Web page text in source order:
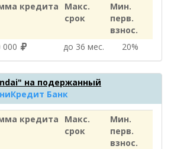
кредита
Макс.
срок
Мин.
перв.
взнос.
000 до 36 мес. 20%
на подержанный
Банк
кредита
Макс.
срок
Мин.
перв.
взнос.